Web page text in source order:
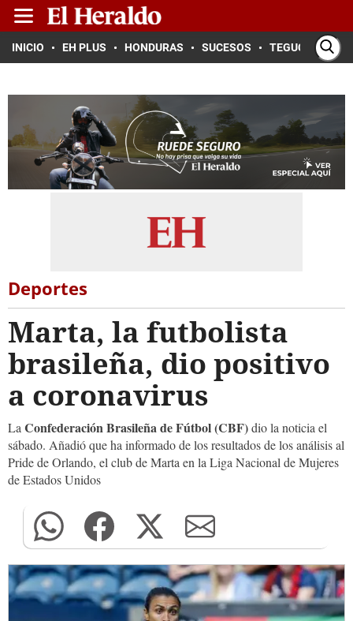
INICIO EH PLUS HONDURAS SUCESOS TEGUCIGALPA
Deportes
Marta, la futbolista
brasileña, dio positivo
a coronavirus
La Confederación Brasileña de Fútbol (CBF)dio la noticia el
sábado. Añadió que ha informado de los resultados de los análisis al
Pride de Orlando, el club de Marta en la Liga Nacional de Mujeres
de Estados Unidos